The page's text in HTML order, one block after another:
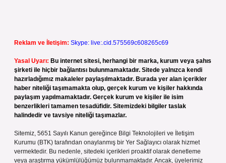
Reklam ve İletişim: Skype: live:.cid.575569c608265c69
Yasal Uyarı: Bu internet sitesi, herhangi bir marka, kurum veya şahıs
şirketi ile hiçbir bağlantısı bulunmamaktadır. Sitede yalnızca kendi
hazırladığımız makaleler paylaşılmaktadır. Burada yer alan içerikler
haber niteliği taşımamakta olup, gerçek kurum ve kişiler hakkında
paylaşım yapılmamaktadır. Gerçek kurum ve kişiler ile isim
benzerlikleri tamamen tesadüfidir. Sitemizdeki bilgiler taslak
halindedir ve tavsiye niteliği taşımazlar.
Sitemiz, 5651 Sayılı Kanun gereğince Bilgi Teknolojileri ve İletişim
Kurumu (BTK) tarafından onaylanmış bir Yer Sağlayıcı olarak hizmet
vermektedir. Bu nedenle, sitedeki içerikleri proaktif olarak denetleme
veya araştırma yükümlülüğümüz bulunmamaktadır. Ancak, üyelerimiz